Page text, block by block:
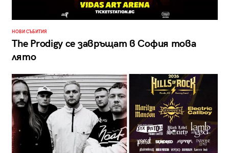
НОВИ СЪБИТИЯ
The Prodigy се завръщат в София това
лято